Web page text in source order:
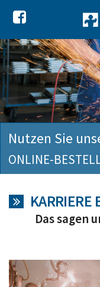
Nutzen Sie
ONLINE-
KARRIERE
Das sagen